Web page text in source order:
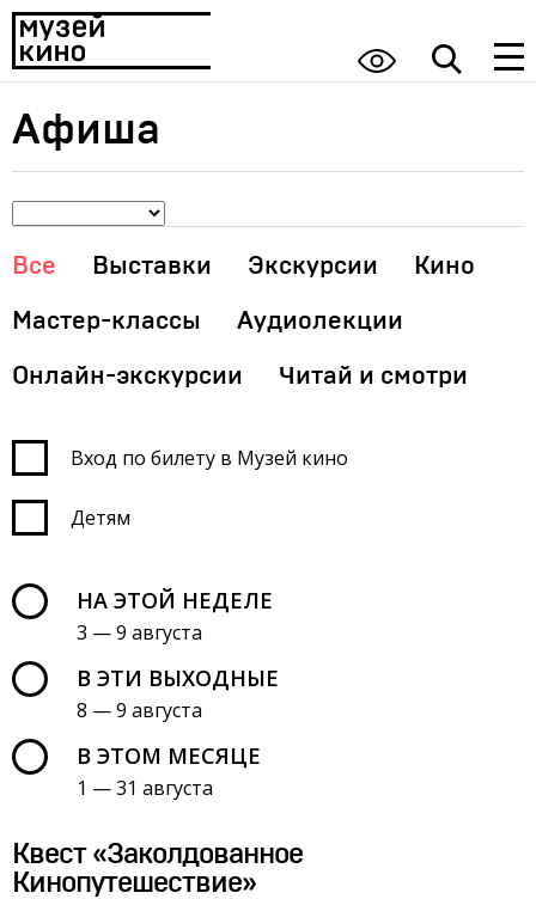
Афиша
Все Выставки Экскурсии Кино
Мастер-классы Аудиолекции
Онлайн-экскурсии Читай и смотри
Вход по билету в Музей кино
Детям
НА ЭТОЙ НЕДЕЛЕ
3 — 9 августа
В ЭТИ ВЫХОДНЫЕ
8 — 9 августа
В ЭТОМ МЕСЯЦЕ
1 — 31 августа
Квест «Заколдованное
Кинопутешествие»